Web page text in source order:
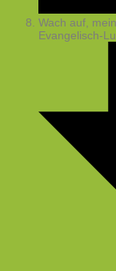
Wach auf,
Evangelisch-